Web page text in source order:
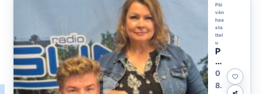
Päi
vän
haa
sta
ttel
u
P
at
e
M
u
0
8.